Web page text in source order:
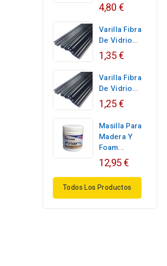
4,80 €
Varilla Fibra
De Vidrio...
1,35 €
Varilla Fibra
De Vidrio...
1,25 €
Masilla Para
Madera Y
Foam...
12,95 €
Todos Los Productos